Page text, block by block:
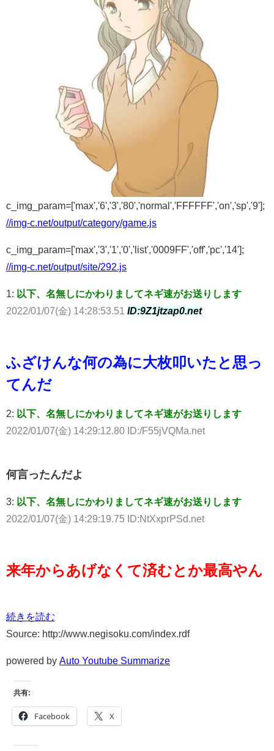
c_img_param=['max','6','3','80','normal','FFFFFF','on','sp','9'];
//img-c.net/output/category/game.js
c_img_param=['max','3','1','0','list','0009FF','off','pc','14'];
//img-c.net/output/site/292.js
1: 以下、名無しにかわりましてネギ速がお送りします
2022/01/07(金) 14:28:53.51 ID:9Z1jtzap0.net
ふざけんな何の為に大枚叩いたと思っ
てんだ
2: 以下、名無しにかわりましてネギ速がお送りします
2022/01/07(金) 14:29:12.80 ID:/F55jVQMa.net
何言ったんだよ
3: 以下、名無しにかわりましてネギ速がお送りします
2022/01/07(金) 14:29:19.75 ID:NtXxprPSd.net
来年からあげなくて済むとか最高やん
続きを読む
Source: http://www.negisoku.com/index.rdf
powered by Auto Youtube Summarize
共有:
Facebook X